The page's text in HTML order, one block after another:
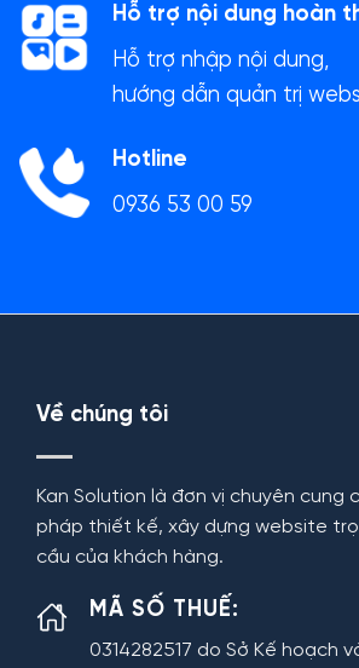
Hỗ trợ nội dung hoàn
Hỗ trợ nhập nội dung,
hướng dẫn quản trị
Hotline
0936 53 00 59
Về chúng tôi
Kan Solution là đơn vị chuyên cung
pháp thiết kế, xây dựng website
cầu của khách hàng.
MÃ SỐ THUẾ:
0314282517 do Sở Kế hoạch